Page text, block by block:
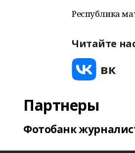
Республика
Читайте
Партнеры
Фотобанк